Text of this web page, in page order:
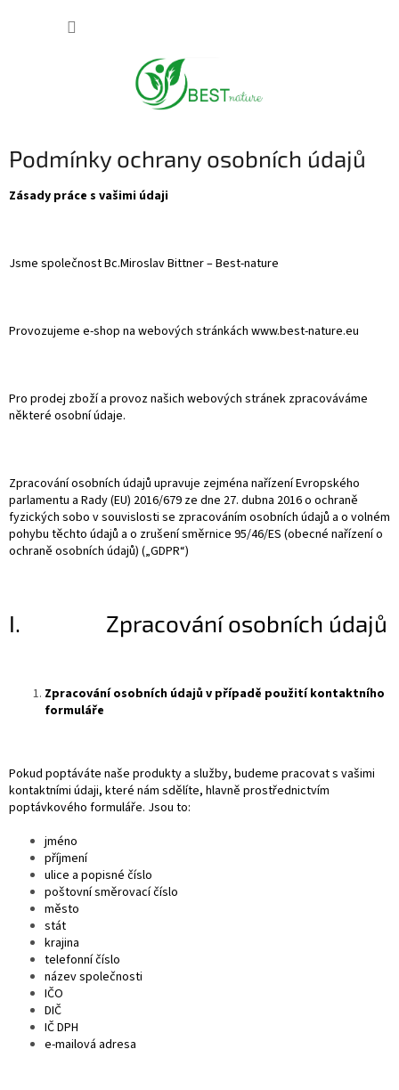
Podmínky ochrany osobních údajů
Zásady práce s vašimi údaji
Jsme společnost Bc.Miroslav Bittner – Best-nature
Provozujeme e-shop na webových stránkách www.best-nature.eu
Pro prodej zboží a provoz našich webových stránek zpracováváme
některé osobní údaje.
Zpracování osobních údajů upravuje zejména nařízení Evropského
parlamentu a Rady (EU) 2016/679 ze dne 27. dubna 2016 o ochraně
fyzických sobo v souvislosti se zpracováním osobních údajů a o volném
pohybu těchto údajů a o zrušení směrnice 95/46/ES (obecné nařízení o
ochraně osobních údajů) („GDPR“)
I. Zpracování osobních údajů
Zpracování osobních údajů v případě použití kontaktního
formuláře
Pokud poptáváte naše produkty a služby, budeme pracovat s vašimi
kontaktními údaji, které nám sdělíte, hlavně prostřednictvím
poptávkového formuláře. Jsou to:
jméno
příjmení
ulice a popisné číslo
poštovní směrovací číslo
město
stát
krajina
telefonní číslo
název společnosti
IČO
DIČ
IČ DPH
e-mailová adresa